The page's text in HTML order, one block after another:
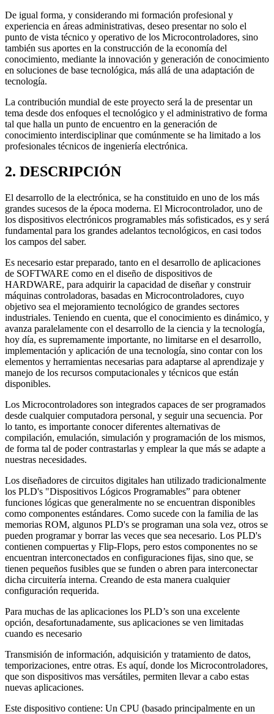
De igual forma, y considerando mi formación profesional y
experiencia en áreas administrativas, deseo presentar no solo el
punto de vista técnico y operativo de los Microcontroladores, sino
también sus aportes en la construcción de la economía del
conocimiento, mediante la innovación y generación de conocimiento
en soluciones de base tecnológica, más allá de una adaptación de
tecnología.
La contribución mundial de este proyecto será la de presentar un
tema desde dos enfoques el tecnológico y el administrativo de forma
tal que halla un punto de encuentro en la generación de
conocimiento interdisciplinar que comúnmente se ha limitado a los
profesionales técnicos de ingeniería electrónica.
2. DESCRIPCIÓN
El desarrollo de la electrónica, se ha constituido en uno de los más
grandes sucesos de la época moderna. El Microcontrolador, uno de
los dispositivos electrónicos programables más sofisticados, es y será
fundamental para los grandes adelantos tecnológicos, en casi todos
los campos del saber.
Es necesario estar preparado, tanto en el desarrollo de aplicaciones
de SOFTWARE como en el diseño de dispositivos de
HARDWARE, para adquirir la capacidad de diseñar y construir
máquinas controladoras, basadas en Microcontroladores, cuyo
objetivo sea el mejoramiento tecnológico de grandes sectores
industriales. Teniendo en cuenta, que el conocimiento es dinámico, y
avanza paralelamente con el desarrollo de la ciencia y la tecnología,
hoy día, es supremamente importante, no limitarse en el desarrollo,
implementación y aplicación de una tecnología, sino contar con los
elementos y herramientas necesarias para adaptarse al aprendizaje y
manejo de los recursos computacionales y técnicos que están
disponibles.
­Los Microcontroladores son integrados capaces de ser programados
desde cualquier computadora personal, y seguir una secuencia. Por
lo tanto, es importante conocer diferentes alternativas de
compilación, emulación, simulación y programación de los mismos,
de forma tal de poder contrastarlas y emplear la que más se adapte a
nuestras necesidades.
Los diseñadores de circuitos digitales han utilizado tradicionalmente
los PLD's "Dispositivos Lógicos Programables” para obtener
funciones lógicas que generalmente no se encuentran disponibles
como componentes estándares. Como sucede con la familia de las
memorias ROM, algunos PLD's se programan una sola vez, otros se
pueden programar y borrar las veces que sea necesario. Los PLD's
contienen compuertas y Flip-Flops, pero estos componentes no se
encuentran interconectados en configuraciones fijas, sino que, se
tienen pequeños fusibles que se funden o abren para interconectar
dicha circuitería interna. Creando de esta manera cualquier
configuración requerida.
Para muchas de las aplicaciones los PLD’s son una excelente
opción, desafortunadamente, sus aplicaciones se ven limitadas
cuando es necesario
Transmisión de información, adquisición y tratamiento de datos,
temporizaciones, entre otras. Es aquí, donde los Microcontroladores,
que son dispositivos mas versátiles, permiten llevar a cabo estas
nuevas aplicaciones.
Este dispositivo contiene: Un CPU (basado principalmente en un